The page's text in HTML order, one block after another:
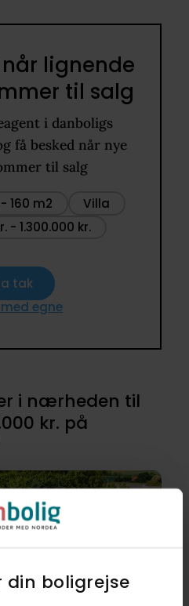
din boligrejse
lignende
til salg
i danboligs
få besked når nye
til salg
- 160 m2
Villa
- 1.300.000 kr.
tak
egne
i nærheden til
kr. på